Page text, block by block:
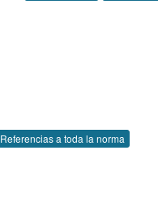
Referencias a toda la norma